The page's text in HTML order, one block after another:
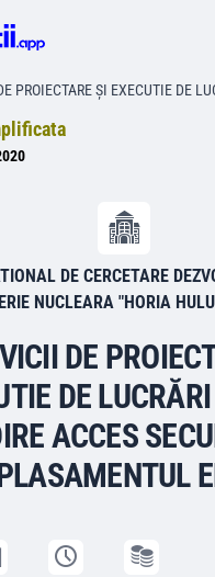
PROIECTARE ȘI EXECUTIE DE
DE CERCETARE
NUCLEARA "HORIA
DE
DE
ACCES